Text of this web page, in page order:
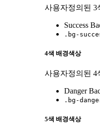
사용자정의된 3
Success
.bg-
4색 배경색상
사용자정의된 4
Danger
.bg-
5색 배경색상